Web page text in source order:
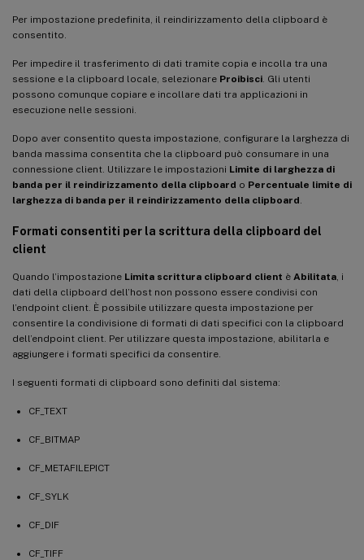
Per impostazione predefinita, il reindirizzamento della clipboard è
consentito.
Per impedire il trasferimento di dati tramite copia e incolla tra una
sessione e la clipboard locale, selezionare Proibisci . Gli utenti
possono comunque copiare e incollare dati tra applicazioni in
esecuzione nelle sessioni.
Dopo aver consentito questa impostazione, configurare la larghezza di
banda massima consentita che la clipboard può consumare in una
connessione client. Utilizzare le impostazioni Limite di larghezza di
banda per il reindirizzamento della clipboard o Percentuale limite di
larghezza di banda per il reindirizzamento della clipboard
Formati consentiti per la scrittura della clipboard del
client
Quando l’impostazione Limita scrittura clipboard client è Abilitata , i
dati della clipboard dell’host non possono essere condivisi con
l’endpoint client. È possibile utilizzare questa impostazione per
consentire la condivisione di formati di dati specifici con la clipboard
dell’endpoint client. Per utilizzare questa impostazione, abilitarla e
aggiungere i formati specifici da consentire.
I seguenti formati di clipboard sono definiti dal sistema:
CF_TEXT
CF_BITMAP
CF_METAFILEPICT
CF_SYLK
CF_DIF
CF_TIFF